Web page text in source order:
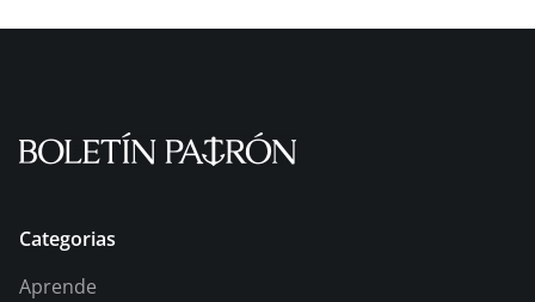
Categorias
Aprende